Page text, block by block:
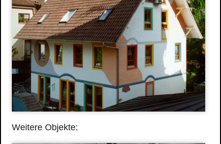
Weitere Objekte: